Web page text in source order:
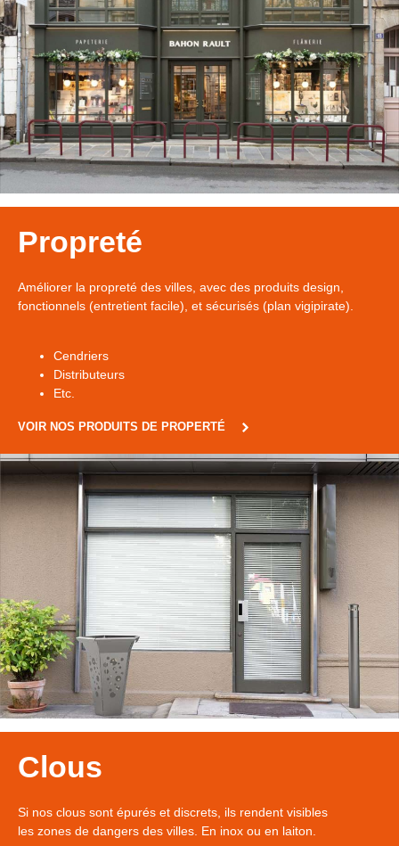
Propreté
Améliorer la propreté des villes, avec des produits design,
fonctionnels (entretient facile), et sécurisés (plan vigipirate).
Cendriers
Distributeurs
Etc.
VOIR NOS PRODUITS DE PROPERTÉ
Clous
Si nos clous sont épurés et discrets, ils rendent visibles
les zones de dangers des villes. En inox ou en laiton.